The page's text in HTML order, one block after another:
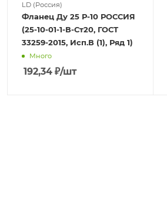
LD (Россия)
Фланец Ду 25 Р-10 РОССИЯ
(25-10-01-1-В-Ст20, ГОСТ
33259-2015, Исп.В (1), Ряд 1)
Много
192,34 ₽/шт